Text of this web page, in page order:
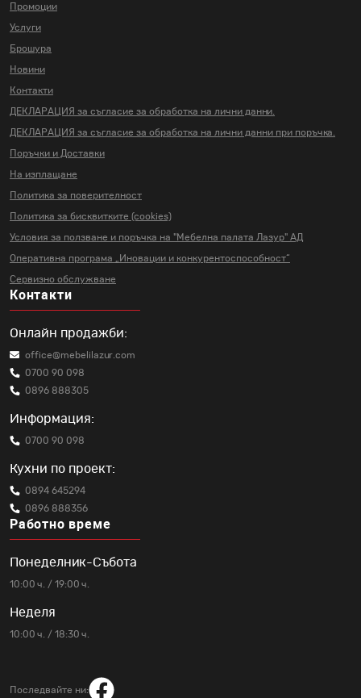
Промоции
Услуги
Брошура
Новини
Контакти
ДЕКЛАРАЦИЯ за съгласие за обработка на лични данни.
ДЕКЛАРАЦИЯ за съгласие за обработка на лични данни при поръчка.
Поръчки и Доставки
На изплащане
Политика за поверителност
Политика за бисквитките (cookies)
Условия за ползване и поръчка на "Мебелна палата Лазур" АД
Оперативна програма „Иновации и конкурентоспособност“
Сервизно обслужване
Контакти
Онлайн продажби:
office@mebelilazur.com
0700 90 098
0896 888305
Информация:
0700 90 098
Кухни по проект:
0894 645294
0896 888356
Работно време
Понеделник-Събота
10:00 ч. / 19:00 ч.
Неделя
10:00 ч. / 18:30 ч.
Последвайте ни: